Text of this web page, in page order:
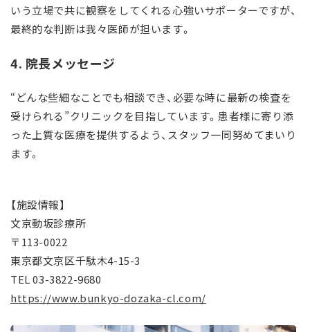
いう立場で共に観察をしてくれる心強いサポーターですが、
最終的な判断は我々医師が担います。
4. 院長メッセージ
“どんな些細なことでも相談でき、必要な時に最新の検査を
受けられる”クリニックを目指しています。患者様に寄り添
った上質な医療を提供するよう、スタッフ一同努めてまいり
ます。
【施設情報】
文京動坂診療所
〒113-0022
東京都文京区千駄木4-15-3
TEL 03-3822-9680
https://www.bunkyo-dozaka-cl.com/